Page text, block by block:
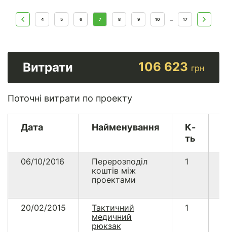
4 5 6 7 8 9 10 ... 17
Витрати 106 623 грн
Поточні витрати по проекту
Дата Найменування
К-
ть
06/10/2016
Перерозподіл
коштів між
проектами
1
20/02/2015
Тактичний
медичний
рюкзак
1